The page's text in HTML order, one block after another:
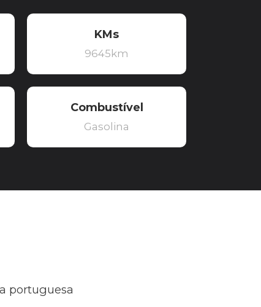
KMs
9645km
Combustível
Gasolina
portuguesa